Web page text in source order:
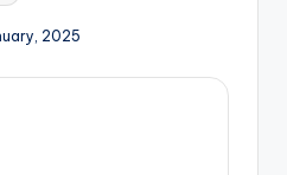
2025